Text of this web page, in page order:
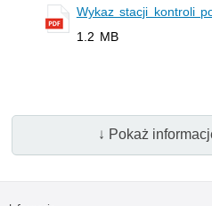
Wykaz stacji kontroli
1.2 MB
↓ Pokaż